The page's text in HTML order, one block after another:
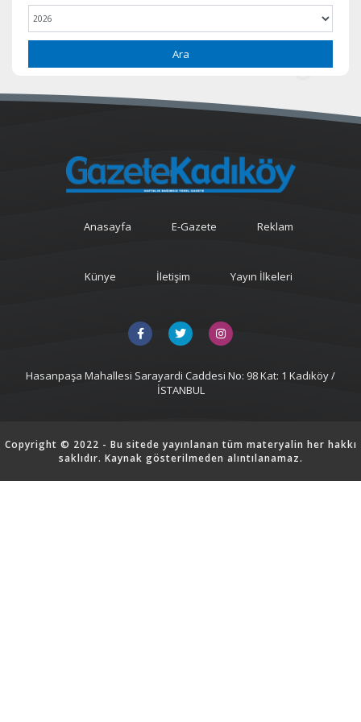
Ara
Anasayfa E-Gazete Reklam
Künye İletişim Yayın İlkeleri
Hasanpaşa Mahallesi Sarayardi Caddesi No: 98 Kat: 1 Kadıköy /
İSTANBUL
Copyright © 2022 - Bu sitede yayınlanan tüm materyalin her hakkı
saklıdır. Kaynak gösterilmeden alıntılanamaz.